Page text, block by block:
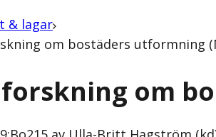
& lagar
om bostäders utformning
om